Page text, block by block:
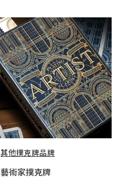
其他撲克牌品牌
藝術家撲克牌